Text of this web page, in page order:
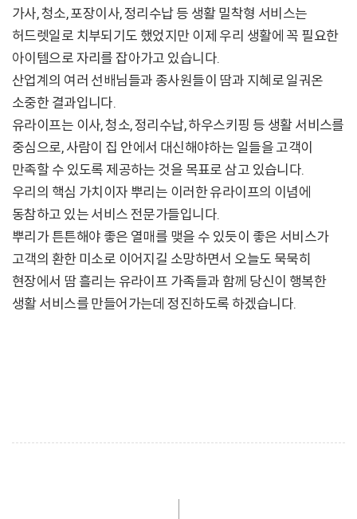
가사, 청소, 포장이사, 정리수납 등 생활 밀착형 서비스는
허드렛일로 치부되기도 했었지만 이제 우리 생활에 꼭 필요한
아이템으로 자리를 잡아가고 있습니다.
산업계의 여러 선배님들과 종사원들이 땀과 지혜로 일궈온
소중한 결과입니다.
유라이프는 이사, 청소, 정리수납, 하우스키핑 등 생활 서비스를
중심으로, 사람이 집 안에서 대신해야하는 일들을 고객이
만족할 수 있도록 제공하는 것을 목표로 삼고 있습니다.
우리의 핵심 가치이자 뿌리는 이러한 유라이프의 이념에
동참하고 있는 서비스 전문가들입니다.
뿌리가 튼튼해야 좋은 열매를 맺을 수 있듯이 좋은 서비스가
고객의 환한 미소로 이어지길 소망하면서 오늘도 묵묵히
현장에서 땀 흘리는 유라이프 가족들과 함께 당신이 행복한
생활 서비스를 만들어가는데 정진하도록 하겠습니다.